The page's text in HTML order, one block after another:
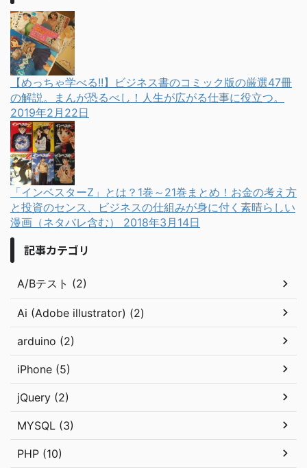
【めっちゃ学べる!!】ビジネス書のコミック版の厳選47冊
の解説。まんが恐るべし！人生が広がる仕事に役立つ。
2019年2月22日
「インベスターZ」とは？1巻～21巻まとめ！お金の考え方
と投資のセンス、ビジネスの仕組みが身に付く素晴らしい
漫画（ネタバレ含む） 2018年3月14日
記事カテゴリ
A/Bテスト (2)
Ai (Adobe illustrator) (2)
arduino (2)
iPhone (5)
jQuery (2)
MYSQL (3)
PHP (10)